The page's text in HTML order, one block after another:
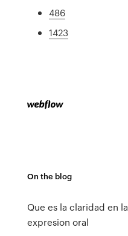
486
1423
On the blog
Que es la claridad en la
expresion oral